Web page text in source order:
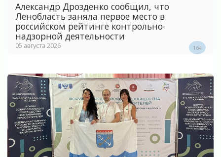
Александр Дрозденко сообщил, что
Ленобласть заняла первое место в
российском рейтинге контрольно-
надзорной деятельности
05 августа 2026 164